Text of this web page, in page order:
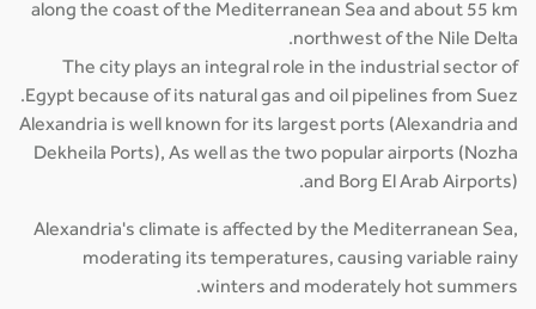
along the coast of the Mediterranean Sea and about 55 km
northwest of the Nile Delta.
The city plays an integral role in the industrial sector of
Egypt because of its natural gas and oil pipelines from Suez.
Alexandria is well known for its largest ports (Alexandria and
Dekheila Ports), As well as the two popular airports (Nozha
and Borg El Arab Airports).
Alexandria's climate is affected by the Mediterranean Sea,
moderating its temperatures, causing variable rainy
winters and moderately hot summers.